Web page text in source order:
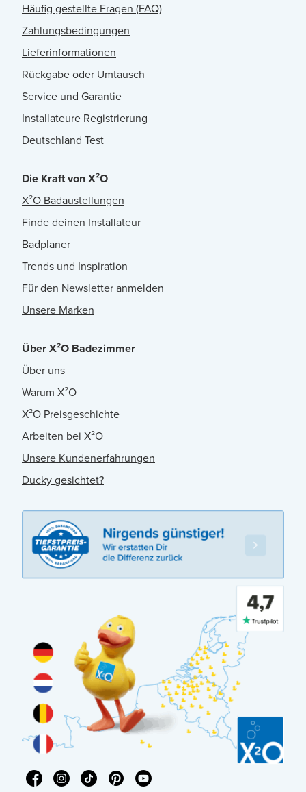
Häufig gestellte Fragen (FAQ)
Zahlungsbedingungen
Lieferinformationen
Rückgabe oder Umtausch
Service und Garantie
Installateure Registrierung
Deutschland Test
Die Kraft von X²O
X²O Badaustellungen
Finde deinen Installateur
Badplaner
Trends und Inspiration
Für den Newsletter anmelden
Unsere Marken
Über X²O Badezimmer
Über uns
Warum X²O
X²O Preisgeschichte
Arbeiten bei X²O
Unsere Kundenerfahrungen
Ducky gesichtet?